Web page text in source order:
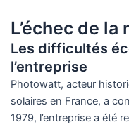
L’échec de
Les difficultés
l’entreprise
Photowatt, acteur
solaires en France, a
1979, l’entreprise a été